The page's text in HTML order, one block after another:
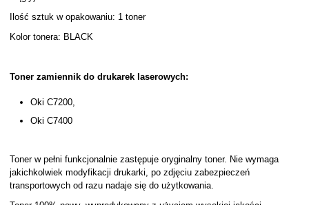
Ilość sztuk w opakowaniu: 1 toner
Kolor tonera: BLACK
Toner zamiennik do drukarek laserowych:
Oki C7200,
Oki C7400
Toner w pełni funkcjonalnie zastępuje oryginalny toner. Nie wymaga
jakichkolwiek modyfikacji drukarki, po zdjęciu zabezpieczeń
transportowych od razu nadaje się do użytkowania.